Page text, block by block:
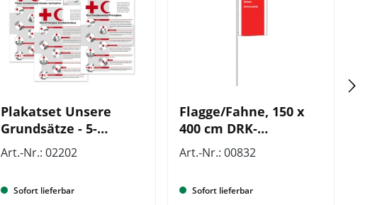
Plakatset Unsere
Grundsätze - 5-
sprachig, VE = 5
Plakate
Art.-Nr.: 02202
Sofort lieferbar
Flagge/Fahne, 150 x
400 cm DRK-
Kompaktlogo und
Grundsätze
Art.-Nr.: 00832
Sofort lieferbar